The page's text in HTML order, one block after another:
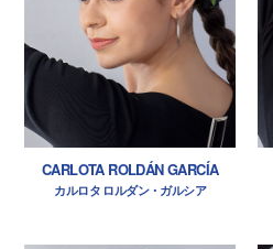
CARLOTA ROLDÁN GARCÍA
カルロタ ロルダン・ガルシア